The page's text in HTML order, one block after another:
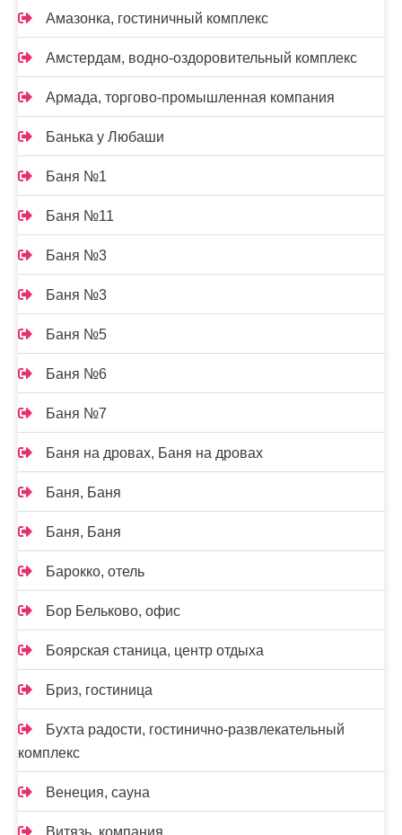
Амазонка, гостиничный комплекс
Амстердам, водно-оздоровительный комплекс
Армада, торгово-промышленная компания
Банька у Любаши
Баня №1
Баня №11
Баня №3
Баня №3
Баня №5
Баня №6
Баня №7
Баня на дровах, Баня на дровах
Баня, Баня
Баня, Баня
Барокко, отель
Бор Бельково, офис
Боярская станица, центр отдыха
Бриз, гостиница
Бухта радости, гостинично-развлекательный
комплекс
Венеция, сауна
Витязь, компания